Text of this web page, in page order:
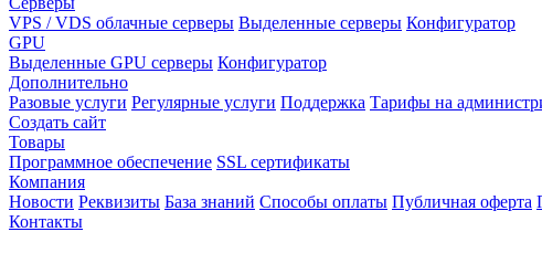
VPS / VDS облачные серверы Выделенные серверы Конфигуратор
GPU
Выделенные GPU серверы Конфигуратор
Дополнительно
Разовые услуги Регулярные услуги Поддержка Тарифы на
Создать сайт
Товары
Программное обеспечение SSL сертификаты
Компания
Новости Реквизиты База знаний Способы оплаты Публичная оферта
Контакты